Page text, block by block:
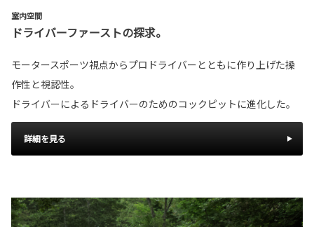
室内空間
ドライバーファーストの探求。
モータースポーツ視点からプロドライバーとともに作り上げた操
作性と視認性。
ドライバーによるドライバーのためのコックピットに進化した。
詳細を見る